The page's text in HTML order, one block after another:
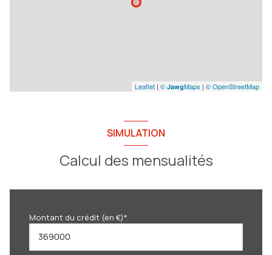
Leaflet | © JawgMaps | © OpenStreetMap
SIMULATION
Calcul des mensualités
Montant du crédit (en €)*